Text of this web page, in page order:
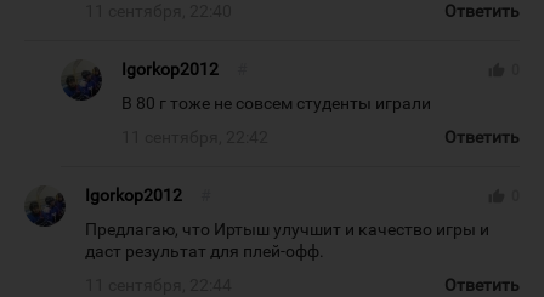
Ответить
Igorkop2012
В 80 г тоже не совсем студенты играли
Ответить
Igorkop2012
Предлагаю, что Иртыш улучшит и качество игры и
даст результат для плей-офф.
Ответить